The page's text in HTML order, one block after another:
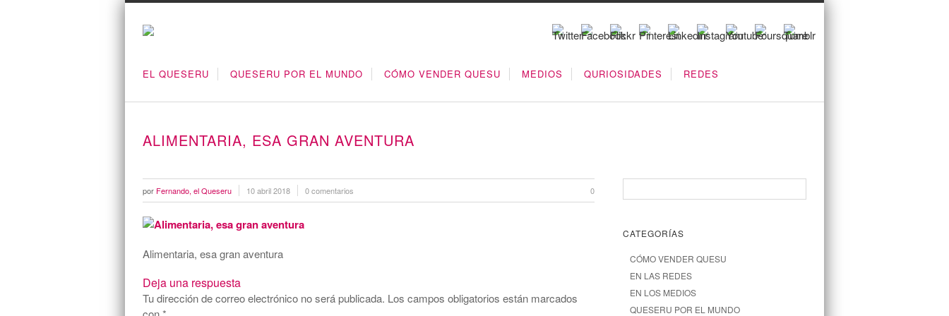
EL QUESERU QUESERU POR EL MUNDO CÓMO VENDER QUESU MEDIOS QURIOSIDADES REDES
ALIMENTARIA, ESA GRAN AVENTURA
por Fernando, el Queseru 10 abril 2018 0 comentarios 0
Alimentaria, esa gran aventura
Deja una respuesta
Tu dirección de correo electrónico no será publicada. Los campos obligatorios están marcados
CATEGORÍAS
CÓMO VENDER QUESU
EN LAS REDES
EN LOS MEDIOS
QUESERU POR EL MUNDO